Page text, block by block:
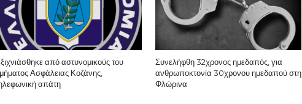
από αστυνομικούς του
Ασφάλειας Κοζάνης,
απάτη
Συνελήφθη 32χρονος ημεδαπός, για
ανθρωποκτονία 30χρονου ημεδαπού στη
Φλώρινα